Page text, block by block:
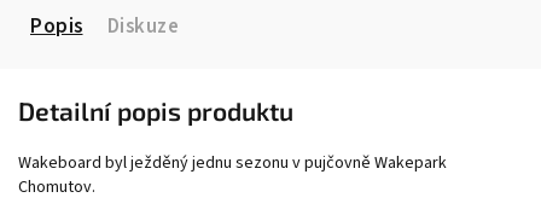
Popis Diskuze
Detailní popis produktu
Wakeboard byl ježděný jednu sezonu v pujčovně Wakepark
Chomutov.